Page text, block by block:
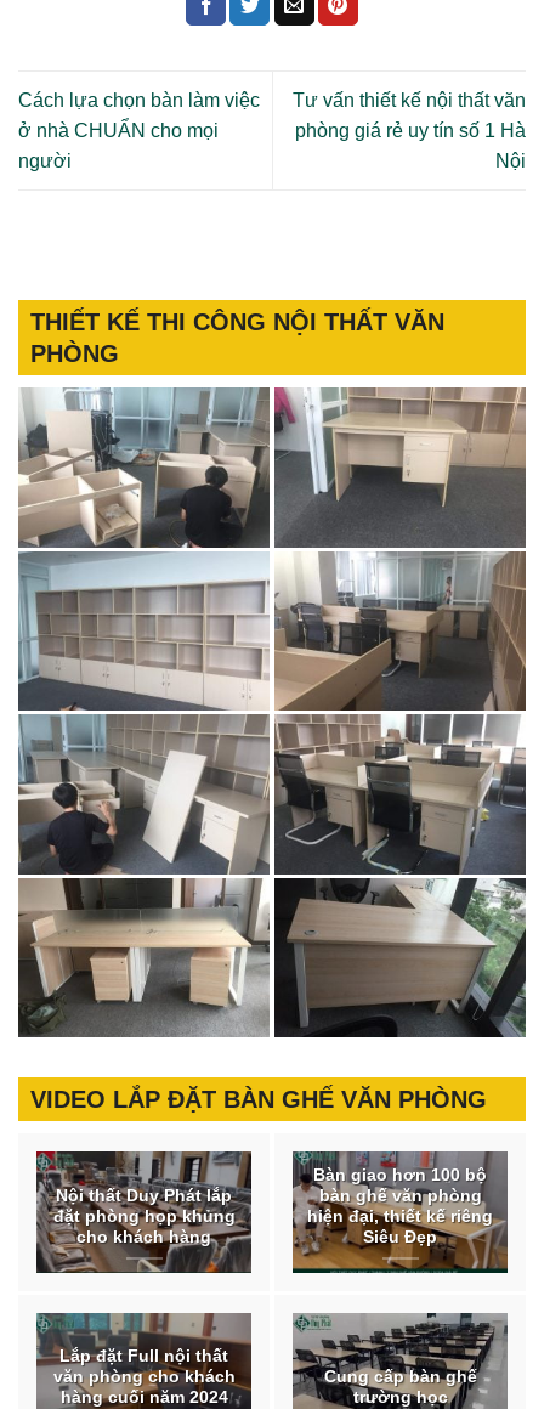
Cách lựa chọn bàn làm việc
ở nhà CHUẨN cho mọi
người
Tư vấn thiết kế nội thất văn
phòng giá rẻ uy tín số 1 Hà
Nội
THIẾT KẾ THI CÔNG NỘI THẤT VĂN
PHÒNG
VIDEO LẮP ĐẶT BÀN GHẾ VĂN PHÒNG
Nội thất Duy Phát lắp
đặt phòng họp khủng
cho khách hàng
Bàn giao hơn 100 bộ
bàn ghế văn phòng
hiện đại, thiết kế riêng
Siêu Đẹp
Lắp đặt Full nội thất
văn phòng cho khách
hàng cuối năm 2024
Cung cấp bàn ghế
trường học